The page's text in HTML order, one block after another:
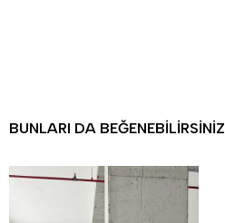
BUNLARI DA BEĞENEBILIRSINIZ